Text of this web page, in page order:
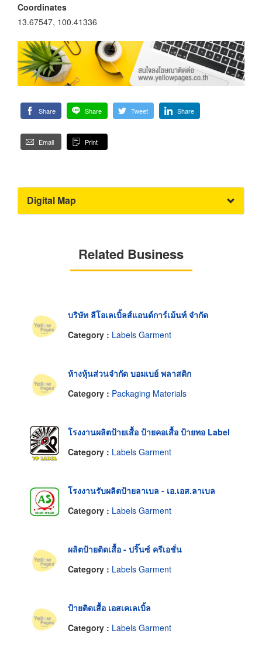
Coordinates
13.67547, 100.41336
Share Share Tweet Share
Email Print
Digital Map
Related Business
บริษัท ลีโอเลเบิ้ลส์แอนด์การ์เม้นท์ จำกัด
Category : Labels Garment
ห้างหุ้นส่วนจำกัด บอมเบย์ พลาสติก
Category : Packaging Materials
โรงงานผลิตป้ายเสื้อ ป้ายคอเสื้อ ป้ายทอ Label
Category : Labels Garment
โรงงานรับผลิตป้ายลาเบล - เอ.เอส.ลาเบล
Category : Labels Garment
ผลิตป้ายติดเสื้อ - ปริ๊นซ์ ครีเอชั่น
Category : Labels Garment
ป้ายติดเสื้อ เอสเคเลเบิ้ล
Category : Labels Garment